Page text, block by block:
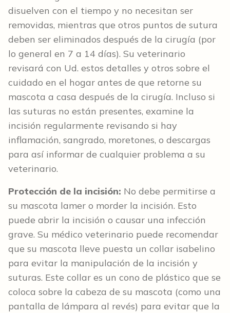
disuelven con el tiempo y no necesitan ser
removidas, mientras que otros puntos de sutura
deben ser eliminados después de la cirugía (por
lo general en 7 a 14 días). Su veterinario
revisará con Ud. estos detalles y otros sobre el
cuidado en el hogar antes de que retorne su
mascota a casa después de la cirugía. Incluso si
las suturas no están presentes, examine la
incisión regularmente revisando si hay
inflamación, sangrado, moretones, o descargas
para así informar de cualquier problema a su
veterinario.
Protección de la incisión: No debe permitirse a
su mascota lamer o morder la incisión. Esto
puede abrir la incisión o causar una infección
grave. Su médico veterinario puede recomendar
que su mascota lleve puesta un collar isabelino
para evitar la manipulación de la incisión y
suturas. Este collar es un cono de plástico que se
coloca sobre la cabeza de su mascota (como una
pantalla de lámpara al revés) para evitar que la